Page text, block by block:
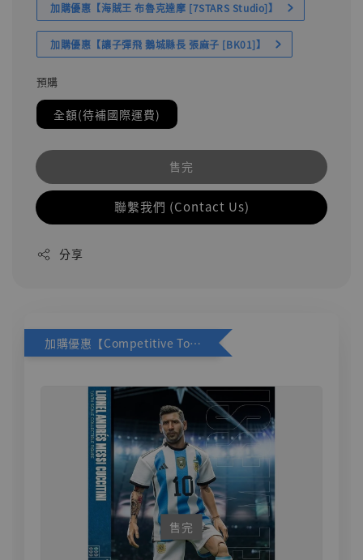
加購優惠【海賊王 布魯克達摩 [7STARS Studio]】
加購優惠【讓子彈飛 鵝城縣長 張麻子 [BK01]】
預購
全額(待補國際運費)
售完
聯繫我們 (Contact Us)
分享
加購優惠【Competitive Toys 梅西 [CM001]】
售完